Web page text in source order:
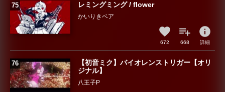
レミングミング / flower
かいりきベア
672 668
info
詳細
【初音ミク】バイオレンストリガー【オリ
ジナル】
八王子P